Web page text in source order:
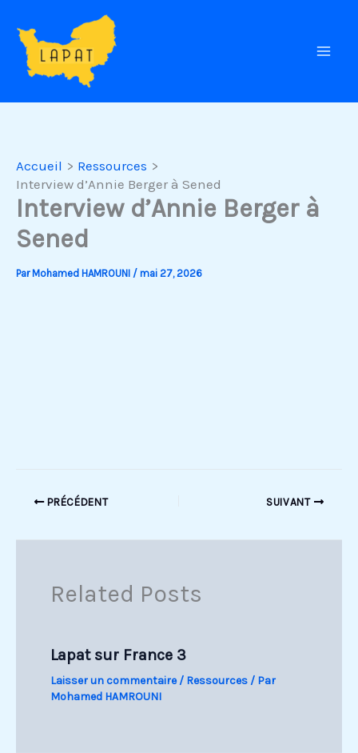
contenu
Accueil
Ressources
Interview d’Annie Berger à Sened
Interview d’Annie Berger à
Sened
Par Mohamed HAMROUNI / mai 27, 2026
PRÉCÉDENT SUIVANT
Related Posts
Lapat sur France 3
Laisser un commentaire / Ressources/ Par
Mohamed HAMROUNI